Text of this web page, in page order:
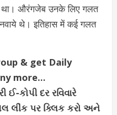
था। औरंगजेब उनके लिए गलत
थे। इतिहास में कई गलत
& get Daily
more…
કોપી દર રવિવારે
લીંક પર ક્લિક કરો અને